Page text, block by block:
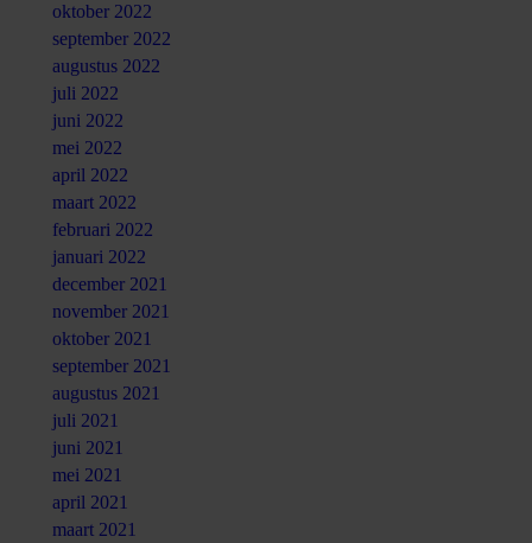
oktober 2022
september 2022
augustus 2022
juli 2022
juni 2022
mei 2022
april 2022
maart 2022
februari 2022
januari 2022
december 2021
november 2021
oktober 2021
september 2021
augustus 2021
juli 2021
juni 2021
mei 2021
april 2021
maart 2021